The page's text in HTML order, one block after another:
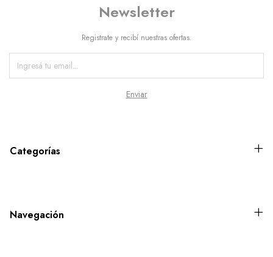
Newsletter
Registrate y recibí nuestras ofertas.
Categorías
Navegación